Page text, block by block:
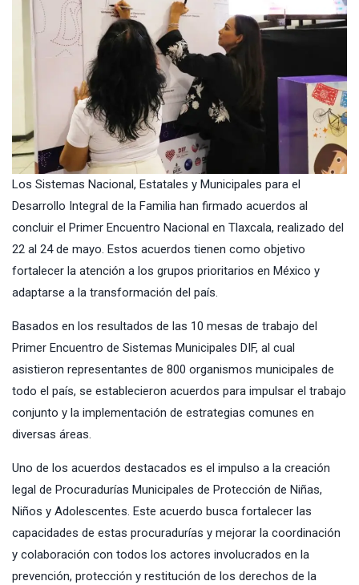
Los Sistemas Nacional, Estatales y Municipales para el
Desarrollo Integral de la Familia han firmado acuerdos al
concluir el Primer Encuentro Nacional en Tlaxcala, realizado del
22 al 24 de mayo. Estos acuerdos tienen como objetivo
fortalecer la atención a los grupos prioritarios en México y
adaptarse a la transformación del país.
Basados en los resultados de las 10 mesas de trabajo del
Primer Encuentro de Sistemas Municipales DIF, al cual
asistieron representantes de 800 organismos municipales de
todo el país, se establecieron acuerdos para impulsar el trabajo
conjunto y la implementación de estrategias comunes en
diversas áreas.
Uno de los acuerdos destacados es el impulso a la creación
legal de Procuradurías Municipales de Protección de Niñas,
Niños y Adolescentes. Este acuerdo busca fortalecer las
capacidades de estas procuradurías y mejorar la coordinación
y colaboración con todos los actores involucrados en la
prevención, protección y restitución de los derechos de la